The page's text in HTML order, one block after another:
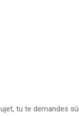
tu te demandes